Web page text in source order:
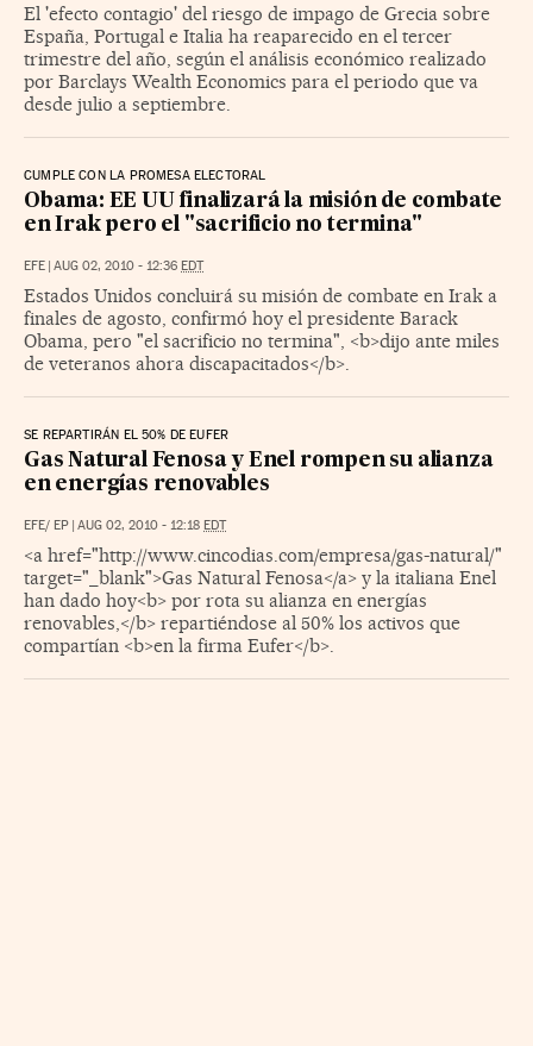
El 'efecto contagio' del riesgo de impago de Grecia sobre
España, Portugal e Italia ha reaparecido en el tercer
trimestre del año, según el análisis económico realizado
por Barclays Wealth Economics para el periodo que va
desde julio a septiembre.
CUMPLE CON LA PROMESA ELECTORAL
Obama: EE UU finalizará la misión de combate
en Irak pero el "sacrificio no termina"
EFE | AUG 02, 2010 - 12:36 EDT
Estados Unidos concluirá su misión de combate en Irak a
finales de agosto, confirmó hoy el presidente Barack
Obama, pero "el sacrificio no termina", <b>dijo ante miles
de veteranos ahora discapacitados</b>.
SE REPARTIRÁN EL 50% DE EUFER
Gas Natural Fenosa y Enel rompen su alianza
en energías renovables
EFE/ EP | AUG 02, 2010 - 12:18 EDT
<a href="http://www.cincodias.com/empresa/gas-natural/"
target="_blank">Gas Natural Fenosa</a> y la italiana Enel
han dado hoy<b> por rota su alianza en energías
renovables,</b> repartiéndose al 50% los activos que
compartían <b>en la firma Eufer</b>.